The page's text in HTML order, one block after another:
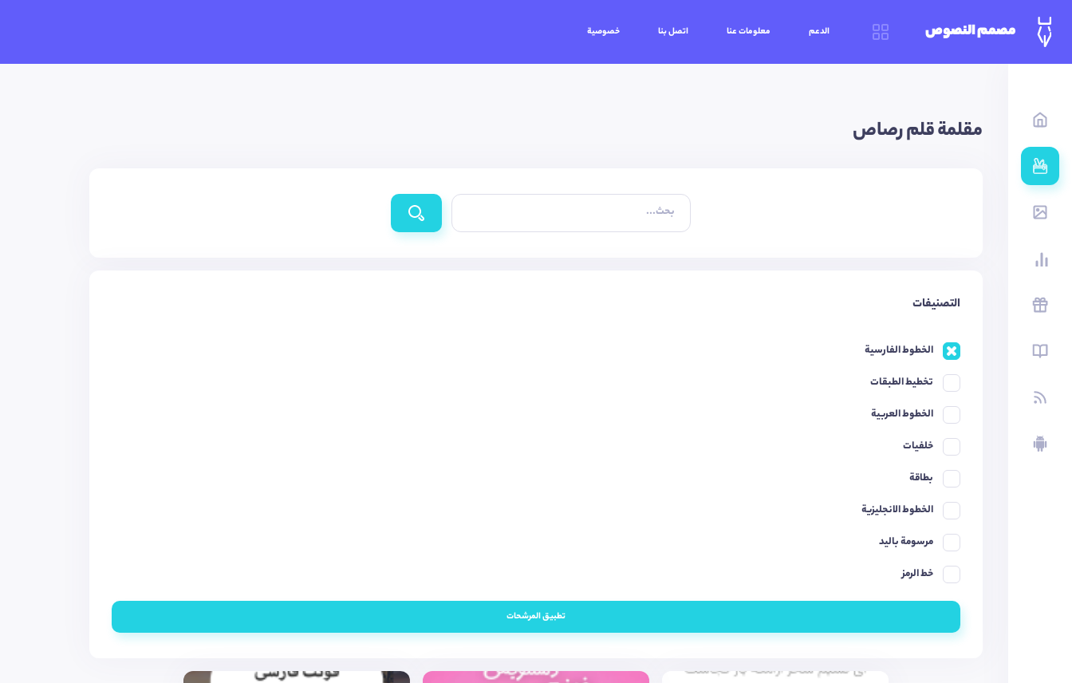
مصمم النصوص الدعم معلومات عنا اتصل بنا خصوصية
مقلمة قلم رصاص
بحث...
التصنيفات
الخطوط الفارسية
تخطيط الطبقات
الخطوط العربية
خلفيات
بطاقة
الخطوط الانجليزية
مرسومة باليد
خط الرمز
تطبيق المرشحات